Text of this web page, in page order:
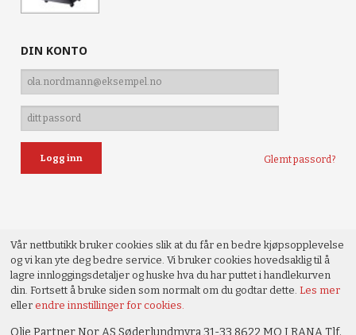
DIN KONTO
Glemt passord?
Vår nettbutikk bruker cookies slik at du får en bedre kjøpsopplevelse
og vi kan yte deg bedre service. Vi bruker cookies hovedsaklig til å
lagre innloggingsdetaljer og huske hva du har puttet i handlekurven
din. Fortsett å bruke siden som normalt om du godtar dette.Les mer
ellerendre innstillinger for cookies.
Olje Partner Nor AS Søderlundmyra 31-33 8622 MO I RANA Tlf.